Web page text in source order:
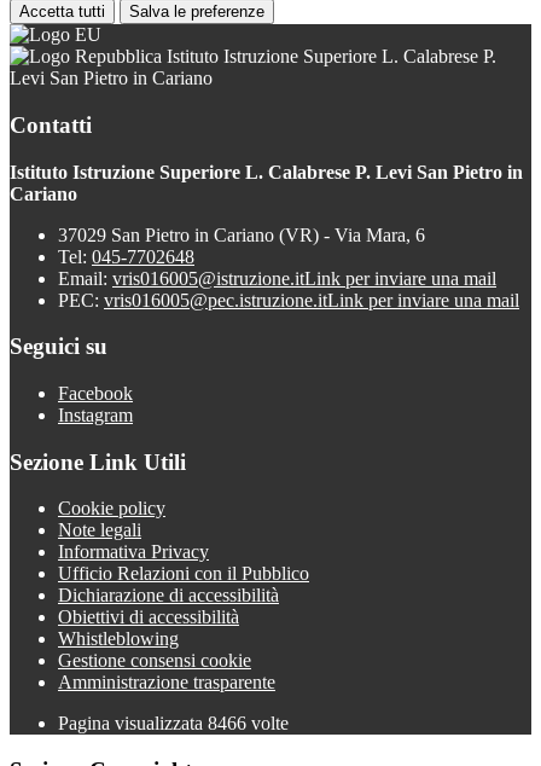
Accetta tutti Salva le preferenze
Istituto Istruzione Superiore L. Calabrese P.
Levi San Pietro in Cariano
Contatti
Istituto Istruzione Superiore L. Calabrese P. Levi San Pietro in
Cariano
37029 San Pietro in Cariano (VR) - Via Mara, 6
Tel: 045-7702648
Email: vris016005@istruzione.itLink per inviare una mail
PEC: vris016005@pec.istruzione.itLink per inviare una mail
Seguici su
Facebook
Instagram
Sezione Link Utili
Cookie policy
Note legali
Informativa Privacy
Ufficio Relazioni con il Pubblico
Dichiarazione di accessibilità
Obiettivi di accessibilità
Whistleblowing
Gestione consensi cookie
Amministrazione trasparente
Pagina visualizzata 8466 volte